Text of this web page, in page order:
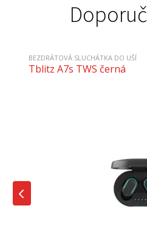
BEZDRÁTOVÁ SLUCHÁTKA DO UŠÍ
Tblitz A7s TWS černá